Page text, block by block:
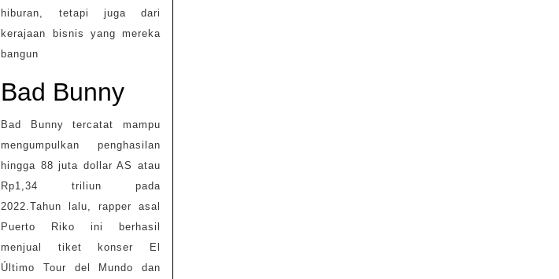
hiburan, tetapi juga dari
kerajaan bisnis yang mereka
bangun
Bad Bunny
Bad Bunny tercatat mampu
mengumpulkan penghasilan
hingga 88 juta dollar AS atau
Rp1,34 triliun pada
2022.Tahun lalu, rapper asal
Puerto Riko ini berhasil
menjual tiket konser El
Último Tour del Mundo dan